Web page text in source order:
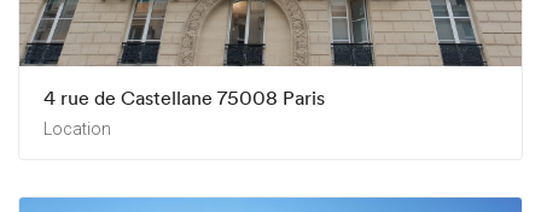
4 rue de Castellane 75008 Paris
Location